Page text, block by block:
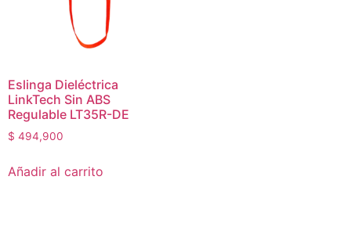
Eslinga Dieléctrica
LinkTech Sin ABS
Regulable LT35R-DE
$ 494,900
Añadir al carrito